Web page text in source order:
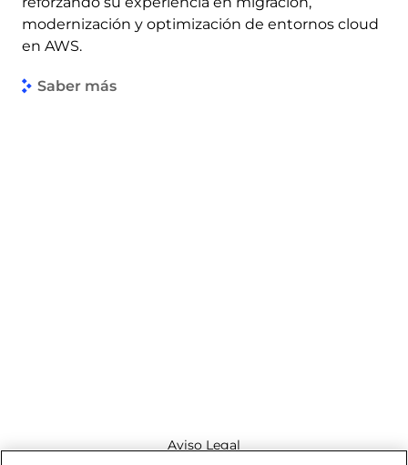
modernización y optimización de entornos cloud
en AWS.
Saber más
Aviso Legal